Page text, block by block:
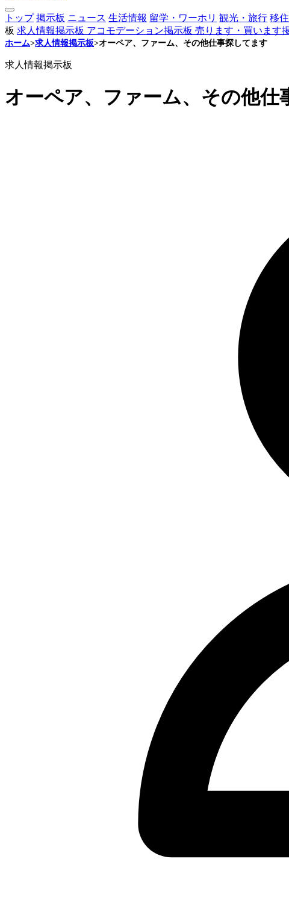
トップ 掲示板 ニュース 生活情報 留学・ワーホリ 観光・旅行 移
板 求人情報掲示板 アコモデーション掲示板 売ります・買います
ホーム>求人情報掲示板>オーペア、ファーム、その他仕事探してます
求人情報掲示板
オーペア、ファーム、その他仕